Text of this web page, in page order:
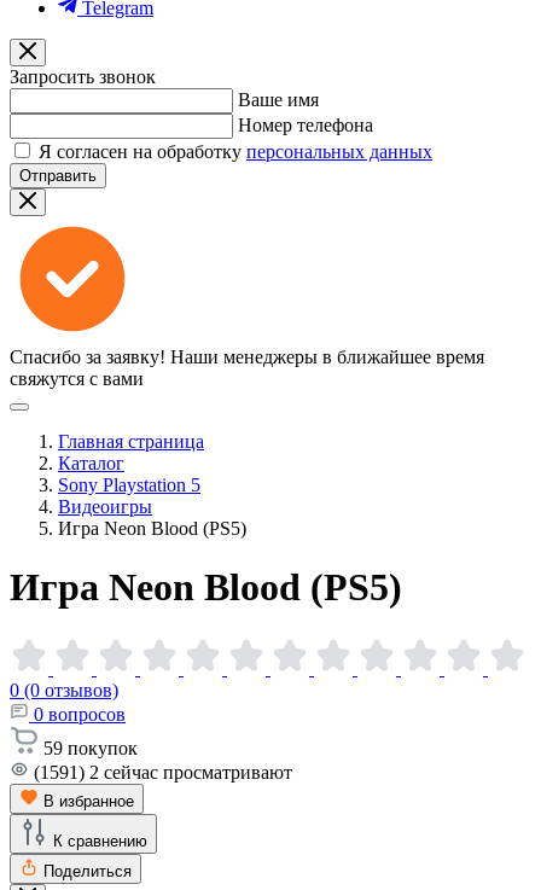
Telegram
Запросить звонок
Ваше имя
Номер телефона
Я согласен на обработку персональных данных
Отправить
Спасибо за заявку! Наши менеджеры в ближайшее время
свяжутся с вами
Главная страница
Каталог
Sony Playstation 5
Видеоигры
Игра Neon Blood (PS5)
Игра Neon Blood (PS5)
0 (0 отзывов)
0 вопросов
59 покупок
(1591) 2 сейчас просматривают
В избранное
К сравнению
Поделиться